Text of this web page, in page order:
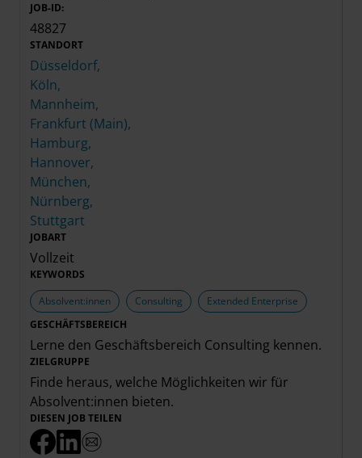
JOB-ID:
48827
STANDORT
Düsseldorf,
Köln,
Mannheim,
Frankfurt (Main),
Hamburg,
Hannover,
München,
Nürnberg,
Stuttgart
JOBART
Vollzeit
KEYWORDS
Absolvent:innen
Consulting
Extended Enterprise
GESCHÄFTSBEREICH
Lerne den Geschäftsbereich Consulting kennen.
ZIELGRUPPE
Finde heraus, welche Möglichkeiten wir für
Absolvent:innen bieten.
DIESEN JOB TEILEN